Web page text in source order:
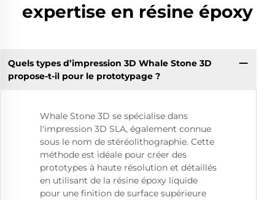
expertise en résine époxy
Quels types d’impression 3D Whale Stone 3D
propose-t-il pour le prototypage ?
Whale Stone 3D se spécialise dans
l'impression 3D SLA, également connue
sous le nom de stéréolithographie. Cette
méthode est idéale pour créer des
prototypes à haute résolution et détaillés
en utilisant de la résine époxy liquide
pour une finition de surface supérieure